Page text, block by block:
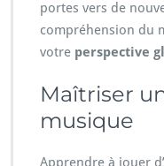
portes vers de
compréhension du
votre perspective
Maîtriser
musique
Apprendre à jouer